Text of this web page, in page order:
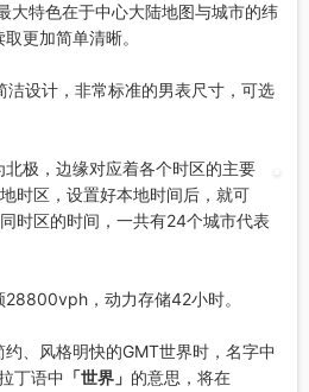
大特色在于中心大陆地图与城市的纬
更加简单清晰。
设计，非常标准的男表尺寸，可选
极，边缘对应着各个时区的主要
时区，设置好本地时间后，就可
时区的时间，一共有24个城市代表
28800vph，动力存储42小时。
、风格明快的GMT世界时，名字中
丁语中 「世界」 的意思，将在